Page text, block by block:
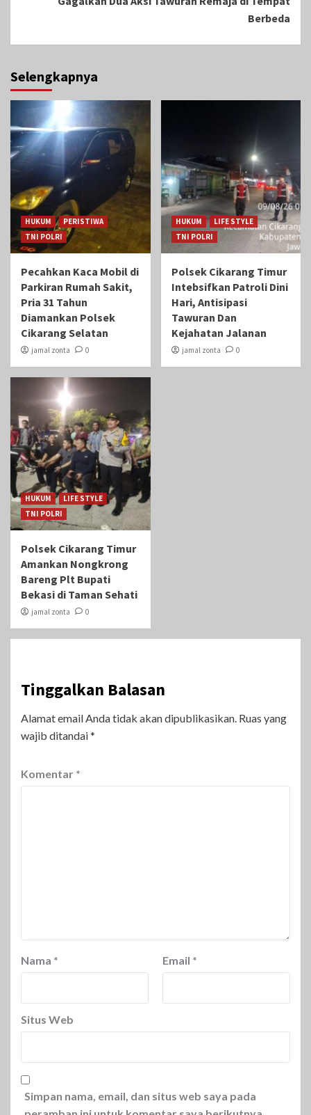
Berbeda
Selengkapnya
HUKUM
PERISTIWA
TNI POLRI
Pecahkan Kaca Mobil di
Parkiran Rumah Sakit,
Pria 31 Tahun
Diamankan Polsek
Cikarang Selatan
jamal zonta 0
HUKUM
LIFE STYLE
TNI POLRI
Polsek Cikarang Timur
Intebsifkan Patroli Dini
Hari, Antisipasi
Tawuran Dan
Kejahatan Jalanan
jamal zonta 0
HUKUM
LIFE STYLE
TNI POLRI
Polsek Cikarang Timur
Amankan Nongkrong
Bareng Plt Bupati
Bekasi di Taman Sehati‎
jamal zonta 0
Tinggalkan Balasan
Alamat email Anda tidak akan dipublikasikan. Ruas yang
wajib ditandai*
Komentar *
Nama * Email *
Situs Web
Simpan nama, email, dan situs web saya pada